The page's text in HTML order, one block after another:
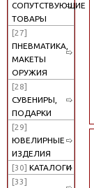
СОПУТСТВУЮЩИЕ
ТОВАРЫ
[27]
ПНЕВМАТИКА,
МАКЕТЫ
ОРУЖИЯ
[28]
СУВЕНИРЫ,
ПОДАРКИ
[29]
ЮВЕЛИРНЫЕ
ИЗДЕЛИЯ
[30] КАТАЛОГИ
[33]